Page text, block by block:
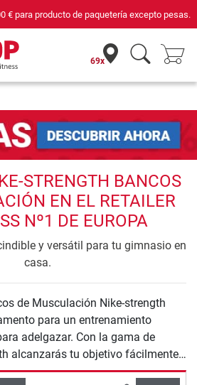
€para producto de paquetería excepto pesas.
69x
STRENGTH BANCOS
EN EL RETAILER
Nº1 DE EUROPA
y versátil para tu gimnasio en
casa.
de Musculación Nike-strength
para un entrenamiento
adelgazar. Con la gama de
alcanzarás tu objetivo fácilmente.
empezando a entrenar.